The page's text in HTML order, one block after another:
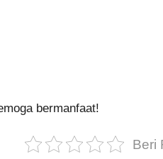
bermanfaat!
Beri